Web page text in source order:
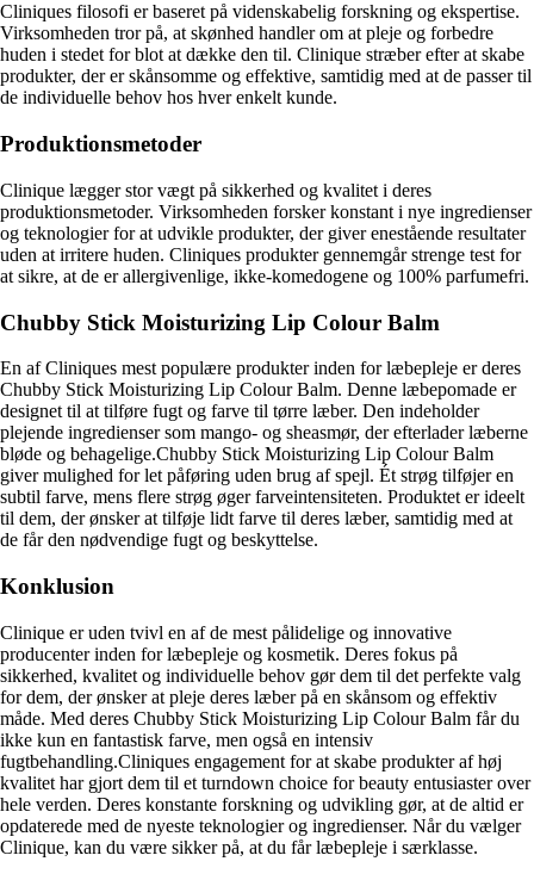
Cliniques filosofi er baseret på videnskabelig forskning og ekspertise.
Virksomheden tror på, at skønhed handler om at pleje og forbedre
huden i stedet for blot at dække den til. Clinique stræber efter at skabe
produkter, der er skånsomme og effektive, samtidig med at de passer til
de individuelle behov hos hver enkelt kunde.
Produktionsmetoder
Clinique lægger stor vægt på sikkerhed og kvalitet i deres
produktionsmetoder. Virksomheden forsker konstant i nye ingredienser
og teknologier for at udvikle produkter, der giver enestående resultater
uden at irritere huden. Cliniques produkter gennemgår strenge test for
at sikre, at de er allergivenlige, ikke-komedogene og 100% parfumefri.
Chubby Stick Moisturizing Lip Colour Balm
En af Cliniques mest populære produkter inden for læbepleje er deres
Chubby Stick Moisturizing Lip Colour Balm. Denne læbepomade er
designet til at tilføre fugt og farve til tørre læber. Den indeholder
plejende ingredienser som mango- og sheasmør, der efterlader læberne
bløde og behagelige.Chubby Stick Moisturizing Lip Colour Balm
giver mulighed for let påføring uden brug af spejl. Ét strøg tilføjer en
subtil farve, mens flere strøg øger farveintensiteten. Produktet er ideelt
til dem, der ønsker at tilføje lidt farve til deres læber, samtidig med at
de får den nødvendige fugt og beskyttelse.
Konklusion
Clinique er uden tvivl en af de mest pålidelige og innovative
producenter inden for læbepleje og kosmetik. Deres fokus på
sikkerhed, kvalitet og individuelle behov gør dem til det perfekte valg
for dem, der ønsker at pleje deres læber på en skånsom og effektiv
måde. Med deres Chubby Stick Moisturizing Lip Colour Balm får du
ikke kun en fantastisk farve, men også en intensiv
fugtbehandling.Cliniques engagement for at skabe produkter af høj
kvalitet har gjort dem til et turndown choice for beauty entusiaster over
hele verden. Deres konstante forskning og udvikling gør, at de altid er
opdaterede med de nyeste teknologier og ingredienser. Når du vælger
Clinique, kan du være sikker på, at du får læbepleje i særklasse.